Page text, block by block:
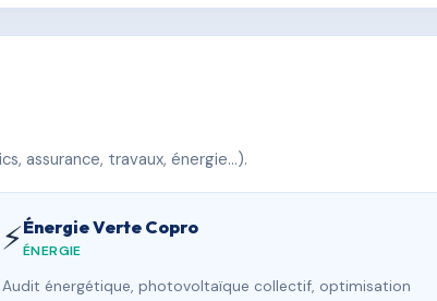
assurance, travaux, énergie…).
⚡Énergie Verte Copro
ÉNERGIE
Audit énergétique, photovoltaïque collectif, optimisation